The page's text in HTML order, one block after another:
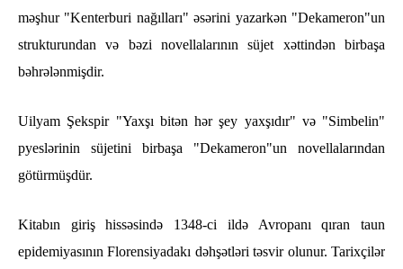
məşhur "Kenterburi nağılları" əsərini yazarkən "Dekameron"un
strukturundan və bəzi novellalarının süjet xəttindən birbaşa
bəhrələnmişdir.
Uilyam Şekspir "Yaxşı bitən hər şey yaxşıdır" və "Simbelin"
pyeslərinin süjetini birbaşa "Dekameron"un novellalarından
götürmüşdür.
Kitabın giriş hissəsində 1348-ci ildə Avropanı qıran taun
epidemiyasının Florensiyadakı dəhşətləri təsvir olunur. Tarixçilər